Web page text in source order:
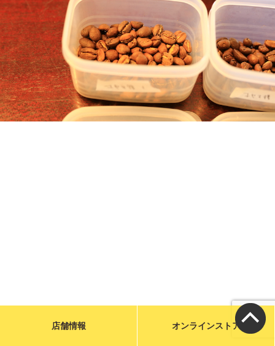
オンラインストアへ
メールで問い合わせる
お店に電話をかける
店舗情報 オンラインストア